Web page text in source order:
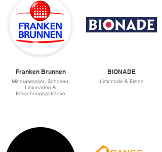
Franken Brunnen
Mineralwasser, Schorlen,
Limonaden &
Erfrischungsgetränke
BIONADE
Limonade & Eistee